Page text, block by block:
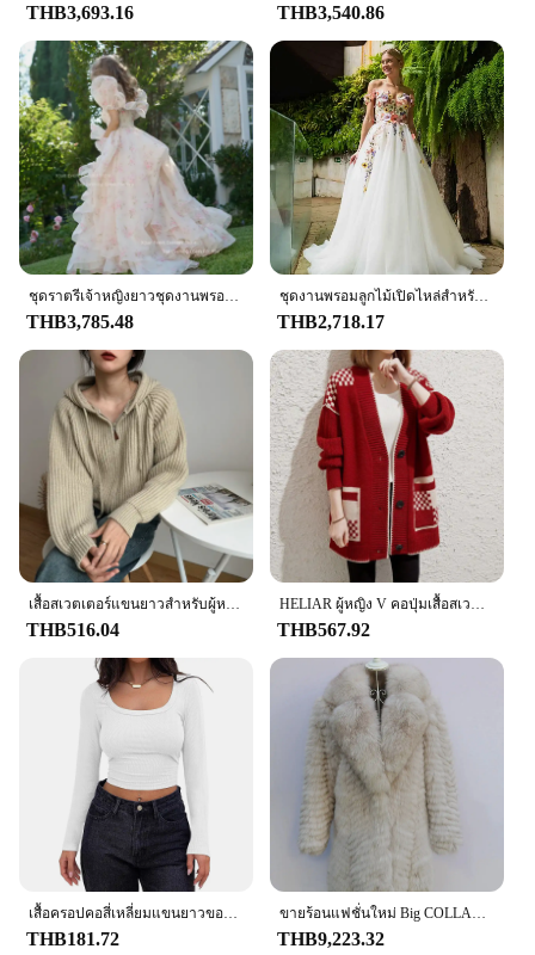
designed to fit a variety of body types. The dress's
perfect fit for your silhouette. The soft drape of the
fabric allows for ease of movement, making it an
ideal choice for long hours of wear. The matching
belt included in the set accentuates the waistline,
adding a touch of elegance to the overall look.
**Versatile and Adaptable for Any Occasion**
This long dress woman is not just a garment; it's a
statement of style and culture. It can be worn to a
variety of events, from traditional ceremonies to
modern gatherings. The wholesale availability and
support from vendors and suppliers make it an
attractive option for retailers looking to expand
their offerings. The sets are available for sale,
providing a complete look for those seeking to
make a bold fashion statement. Whether you're
looking to add a touch of traditional flair to your
wardrobe or to provide your customers with a
unique and culturally rich piece, the Long Dress
Woman is a must-have.
THB3,693.16 THB3,540.86
THB3,785.48
ชุดงานพรอมลูกไม้เปิดไหล่สำหรับดอกไม้ตกแต่งงานแต่งงาน
THB2,718.17
เสื้อสเวตเตอร์แขนยาวสำหรับผู้หญิงเสื้อนอกลำลองสไตล์เกาหลีเสื้อสเวตเตอร์ถักมีซิปเก๋ไก๋แฟชั่นผู้หญิง atasan Bahan rajut จัมเปอร์มีฮู้ดผู้หญิง
THB516.04
HELIAR ผู้หญิง V คอปุ่มเสื้อสเวตเตอร์ถักลายสก๊อต Patchwork Coat พร้อมกระเป๋าแขนยาวเสื้อลําลองฤดูใบไม้ร่วงฤดูหนาว
THB567.92
เสื้อครอปคอสี่เหลี่ยมแขนยาวของผู้หญิงเสื้อยืดท็อปแบบตัวสั้นลำลอง Y2K เข้ารูป
THB181.72
ขายร้อนแฟชั่นใหม่ Big COLLAR คุณภาพสูงหนาเสื้อขนสัตว์ธรรมชาติฤดูหนาวขนสุนัขจิ้งจอกจริงความยาว 70-100-110 ซม.ยาวเสื้อ
THB9,223.32